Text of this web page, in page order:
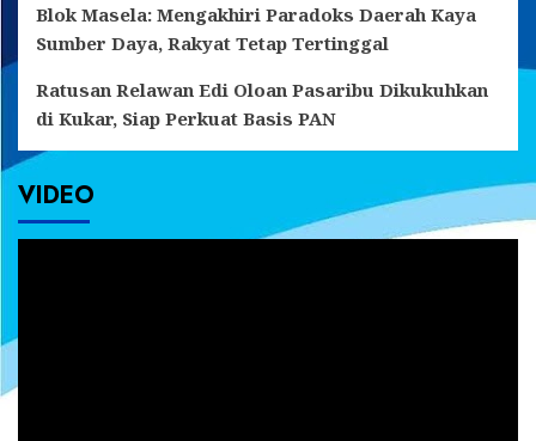
Blok Masela: Mengakhiri Paradoks Daerah Kaya
Sumber Daya, Rakyat Tetap Tertinggal
Ratusan Relawan Edi Oloan Pasaribu Dikukuhkan
di Kukar, Siap Perkuat Basis PAN
VIDEO